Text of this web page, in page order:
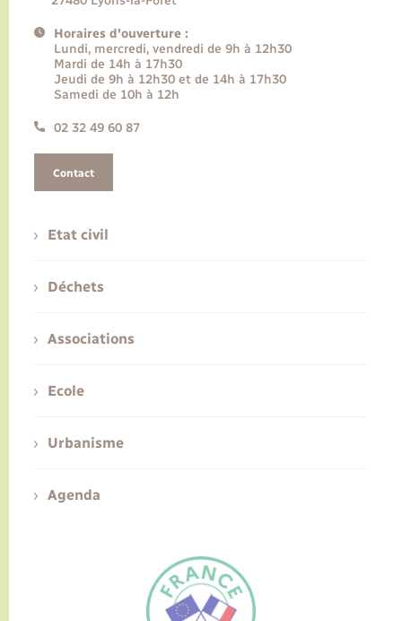
Horaires d'ouverture :
Lundi, mercredi, vendredi de 9h à 12h30
Mardi de 14h à 17h30
Jeudi de 9h à 12h30 et de 14h à 17h30
Samedi de 10h à 12h
02 32 49 60 87
Contact
Etat civil
Déchets
Associations
Ecole
Urbanisme
Agenda